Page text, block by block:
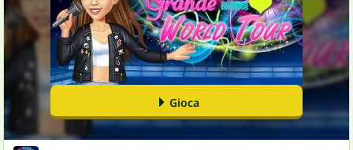
Gioca